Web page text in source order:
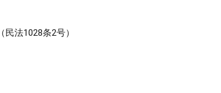
（民法1028条2号）